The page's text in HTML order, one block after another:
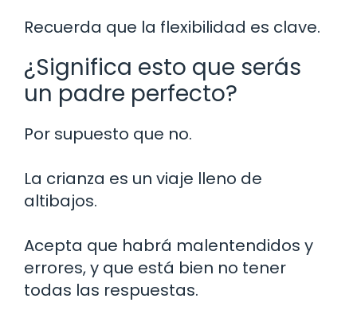
Recuerda que la flexibilidad es clave.
¿Significa esto que serás
un padre perfecto?
Por supuesto que no.
La crianza es un viaje lleno de
altibajos.
Acepta que habrá malentendidos y
errores, y que está bien no tener
todas las respuestas.